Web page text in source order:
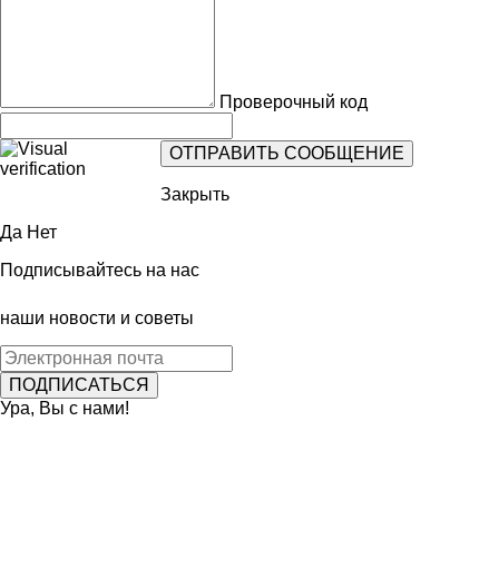
Проверочный код
Закрыть
Да Нет
Подписывайтесь на нас
наши новости и советы
Ура, Вы с нами!